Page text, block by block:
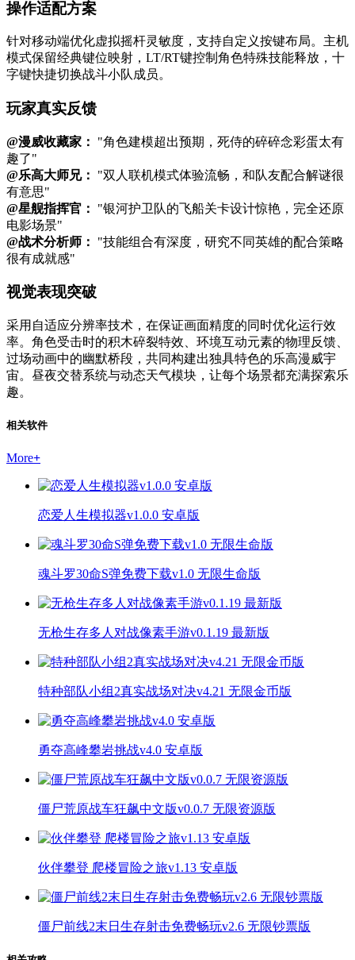
操作适配方案
针对移动端优化虚拟摇杆灵敏度，支持自定义按键布局。主机
模式保留经典键位映射，LT/RT键控制角色特殊技能释放，十
字键快捷切换战斗小队成员。
玩家真实反馈
@漫威收藏家：
"角色建模超出预期，死侍的碎碎念彩蛋太有
趣了"
@乐高大师兄：
"双人联机模式体验流畅，和队友配合解谜很
有意思"
@星舰指挥官：
"银河护卫队的飞船关卡设计惊艳，完全还原
电影场景"
@战术分析师：
"技能组合有深度，研究不同英雄的配合策略
很有成就感"
视觉表现突破
采用自适应分辨率技术，在保证画面精度的同时优化运行效
率。角色受击时的积木碎裂特效、环境互动元素的物理反馈、
过场动画中的幽默桥段，共同构建出独具特色的乐高漫威宇
宙。昼夜交替系统与动态天气模块，让每个场景都充满探索乐
趣。
相关软件
More+
恋爱人生模拟器v1.0.0 安卓版
魂斗罗30命S弹免费下载v1.0 无限生命版
无枪生存多人对战像素手游v0.1.19 最新版
特种部队小组2真实战场对决v4.21 无限金币版
勇夺高峰攀岩挑战v4.0 安卓版
僵尸荒原战车狂飙中文版v0.0.7 无限资源版
伙伴攀登 爬楼冒险之旅v1.13 安卓版
僵尸前线2末日生存射击免费畅玩v2.6 无限钞票版